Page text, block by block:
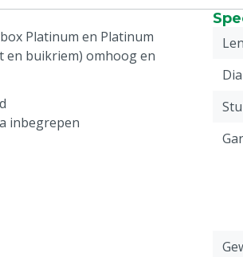
Platinum en Platinum
en buikriem) omhoog en
inbegrepen